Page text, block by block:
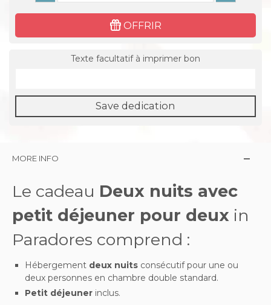
OFFRIR
Texte facultatif à imprimer bon
Save dedication
MORE INFO
Le cadeau Deux nuits avec
petit déjeuner pour deux in
Paradores comprend :
Hébergement deux nuits consécutif pour une ou
deux personnes en chambre double standard.
Petit déjeuner inclus.